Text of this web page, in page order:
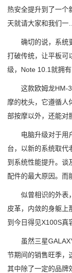
热安全提升到了一个
天就请大家和我们一…
确切的说，系统更
打破传统，让平板可
级，Note 10.1就拥
这款欧姆龙HM-
摩的枕头，它遵循人
部按摩以外，还能对
电脑升级对于用户
台，以新的系统取代
到系统性能提升。谈
配件的最大原因。而
似曾相识的外表，
皮革，内敛的身躯上
到今日得见X100S
虽然三星GALAXY
节期间的销售旺季，
其中除了一定的品牌